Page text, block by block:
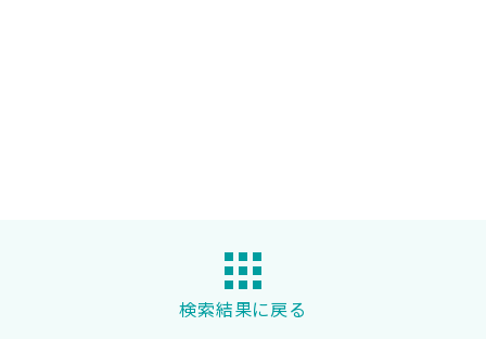
検索結果に戻る